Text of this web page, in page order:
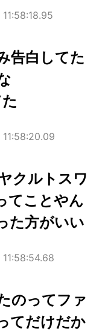
告白してた
クルトスワ
てことやん
た方がいい
のってファ
てだけだか